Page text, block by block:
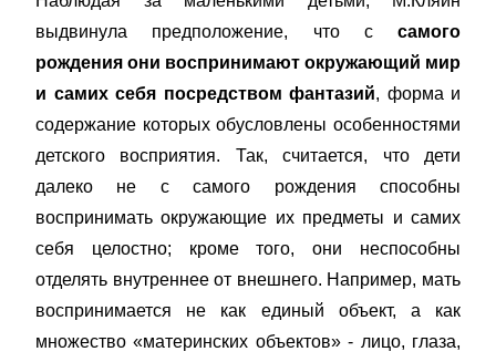
выдвинула предположение, что с самого
рождения они воспринимают окружающий мир
и самих себя посредством фантазий, форма и
содержание которых обусловлены особенностями
детского восприятия. Так, считается, что дети
далеко не с самого рождения способны
воспринимать окружающие их предметы и самих
себя целостно; кроме того, они неспособны
отделять внутреннее от внешнего. Например, мать
воспринимается не как единый объект, а как
множество «материнских объектов» - лицо, глаза,